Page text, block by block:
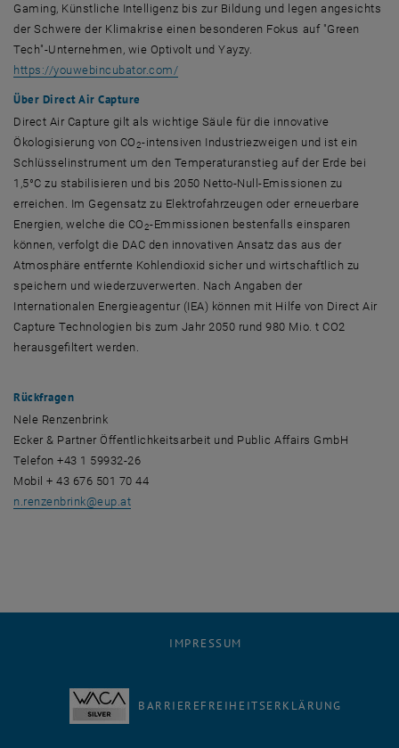
Gaming , Künstliche Intelligenz bis zur Bildung und legen angesichts
der Schwere der Klimakrise einen besonderen Fokus auf "Green
Tech"-Unternehmen, wie Optivolt und Yayzy.
https://youwebincubator.com/, öffnet eine externe URL in einem
Über Direct Air Capture
Direct Air Capture gilt als wichtige Säule für die innovative
Ökologisierung von CO2-intensiven Industriezweigen und ist ein
Schlüsselinstrument um den Temperaturanstieg auf der Erde bei
1,5°C zu stabilisieren und bis 2050 Netto-Null-Emissionen zu
erreichen. Im Gegensatz zu Elektrofahrzeugen oder erneuerbare
Energien, welche die CO2-Emmissionen bestenfalls einsparen
können, verfolgt die DAC den innovativen Ansatz das aus der
Atmosphäre entfernte Kohlendioxid sicher und wirtschaftlich zu
speichern und wiederzuverwerten. Nach Angaben der
Internationalen Energieagentur (IEA) können mit Hilfe von Direct Air
Capture Technologien bis zum Jahr 2050 rund 980 Mio. t CO2
herausgefiltert werden.
Rückfragen
Nele Renzenbrink
Ecker & Partner Öffentlichkeitsarbeit und Public Affairs GmbH
Telefon +43 1 59932-26
Mobil + 43 676 501 70 44
n.renzenbrink@eup.at
IMPRESSUM
BARRIEREFREIHEITSERKLÄRUNG